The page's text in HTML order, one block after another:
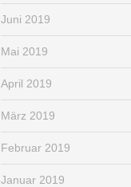
Juni 2019
Mai 2019
April 2019
März 2019
Februar 2019
Januar 2019